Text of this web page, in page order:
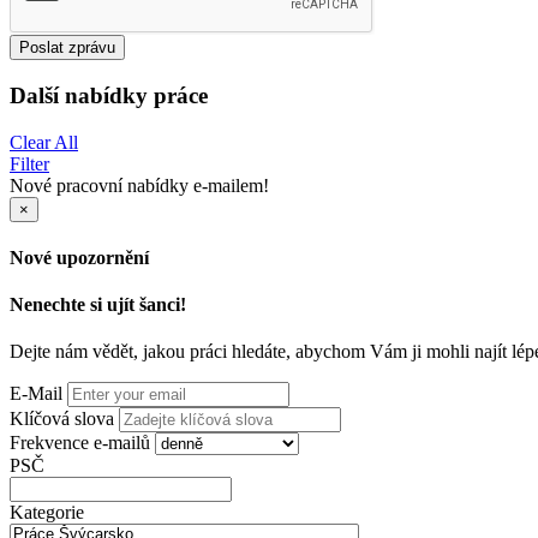
Poslat zprávu
Další nabídky práce
Clear All
Filter
Nové pracovní nabídky e-mailem!
×
Nové upozornění
Nenechte si ujít šanci!
Dejte nám vědět, jakou práci hledáte, abychom Vám ji mohli najít
E-Mail
Klíčová slova
Frekvence e-mailů
PSČ
Kategorie